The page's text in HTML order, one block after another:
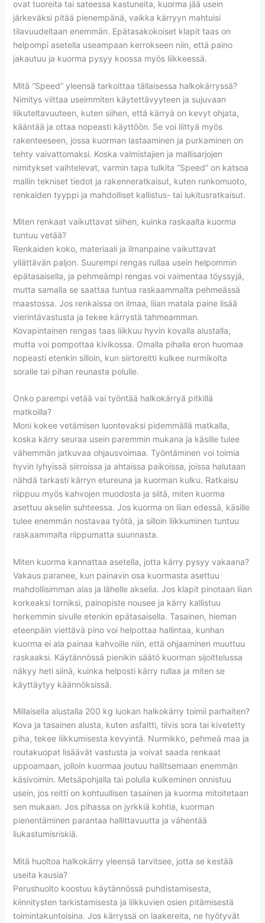
ovat tuoreita tai sateessa kastuneita, kuorma jää usein
järkeväksi pitää pienempänä, vaikka kärryyn mahtuisi
tilavuudeltaan enemmän. Epätasakokoiset klapit taas on
helpompi asetella useampaan kerrokseen niin, että paino
jakautuu ja kuorma pysyy koossa myös liikkeessä.
Mitä “Speed” yleensä tarkoittaa tällaisessa halkokärryssä?
Nimitys viittaa useimmiten käytettävyyteen ja sujuvaan
liikuteltavuuteen, kuten siihen, että kärryä on kevyt ohjata,
kääntää ja ottaa nopeasti käyttöön. Se voi liittyä myös
rakenteeseen, jossa kuorman lastaaminen ja purkaminen on
tehty vaivattomaksi. Koska valmistajien ja mallisarjojen
nimitykset vaihtelevat, varmin tapa tulkita “Speed” on katsoa
mallin tekniset tiedot ja rakenneratkaisut, kuten runkomuoto,
renkaiden tyyppi ja mahdolliset kallistus- tai lukitusratkaisut.
Miten renkaat vaikuttavat siihen, kuinka raskaalta kuorma
tuntuu vetää?
Renkaiden koko, materiaali ja ilmanpaine vaikuttavat
yllättävän paljon. Suurempi rengas rullaa usein helpommin
epätasaisella, ja pehmeämpi rengas voi vaimentaa töyssyjä,
mutta samalla se saattaa tuntua raskaammalta pehmeässä
maastossa. Jos renkaissa on ilmaa, liian matala paine lisää
vierintävastusta ja tekee kärrystä tahmeamman.
Kovapintainen rengas taas liikkuu hyvin kovalla alustalla,
mutta voi pompottaa kivikossa. Omalla pihalla eron huomaa
nopeasti etenkin silloin, kun siirtoreitti kulkee nurmikolta
soralle tai pihan reunasta polulle.
Onko parempi vetää vai työntää halkokärryä pitkillä
matkoilla?
Moni kokee vetämisen luontevaksi pidemmällä matkalla,
koska kärry seuraa usein paremmin mukana ja käsille tulee
vähemmän jatkuvaa ohjausvoimaa. Työntäminen voi toimia
hyvin lyhyissä siirroissa ja ahtaissa paikoissa, joissa halutaan
nähdä tarkasti kärryn etureuna ja kuorman kulku. Ratkaisu
riippuu myös kahvojen muodosta ja siitä, miten kuorma
asettuu akselin suhteessa. Jos kuorma on liian edessä, käsille
tulee enemmän nostavaa työtä, ja silloin liikkuminen tuntuu
raskaammalta riippumatta suunnasta.
Miten kuorma kannattaa asetella, jotta kärry pysyy vakaana?
Vakaus paranee, kun painavin osa kuormasta asettuu
mahdollisimman alas ja lähelle akselia. Jos klapit pinotaan liian
korkeaksi torniksi, painopiste nousee ja kärry kallistuu
herkemmin sivulle etenkin epätasaisella. Tasainen, hieman
eteenpäin viettävä pino voi helpottaa hallintaa, kunhan
kuorma ei ala painaa kahvoille niin, että ohjaaminen muuttuu
raskaaksi. Käytännössä pienikin säätö kuorman sijoittelussa
näkyy heti siinä, kuinka helposti kärry rullaa ja miten se
käyttäytyy käännöksissä.
Millaisella alustalla 200 kg luokan halkokärry toimii parhaiten?
Kova ja tasainen alusta, kuten asfaltti, tiivis sora tai kivetetty
piha, tekee liikkumisesta kevyintä. Nurmikko, pehmeä maa ja
routakuopat lisäävät vastusta ja voivat saada renkaat
uppoamaan, jolloin kuormaa joutuu hallitsemaan enemmän
käsivoimin. Metsäpohjalla tai polulla kulkeminen onnistuu
usein, jos reitti on kohtuullisen tasainen ja kuorma mitoitetaan
sen mukaan. Jos pihassa on jyrkkiä kohtia, kuorman
pienentäminen parantaa hallittavuutta ja vähentää
liukastumisriskiä.
Mitä huoltoa halkokärry yleensä tarvitsee, jotta se kestää
useita kausia?
Perushuolto koostuu käytännössä puhdistamisesta,
kiinnitysten tarkistamisesta ja liikkuvien osien pitämisestä
toimintakuntoisina. Jos kärryssä on laakereita, ne hyötyvät